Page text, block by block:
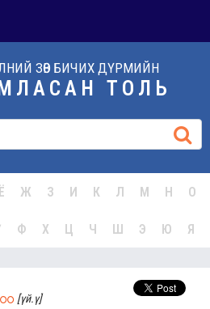
ЗӨВ БИЧИХ ДҮРМИЙН
ТОЛЬ
Ё Ж З И К Л М Н О
Ф Х Ц Ч Ш Э Ю Я
[үй.ү]